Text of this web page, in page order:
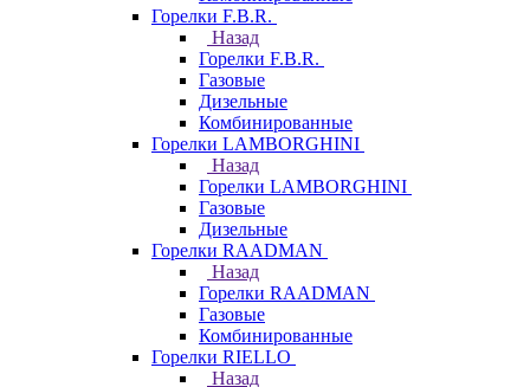
Горелки F.B.R.
Назад
Горелки F.B.R.
Газовые
Дизельные
Комбинированные
Горелки LAMBORGHINI
Назад
Горелки LAMBORGHINI
Газовые
Дизельные
Горелки RAADMAN
Назад
Горелки RAADMAN
Газовые
Комбинированные
Горелки RIELLO
Назад